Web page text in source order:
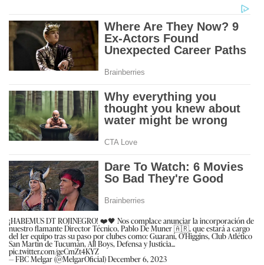
¡HABEMUS DT ROJINEGRO! ❤️🖤 Nos complace anunciar la incorporación de
nuestro flamante Director Técnico, Pablo De Muner 🇦🇷, que estará a cargo
del 1er equipo tras su paso por clubes como: Guaraní, O'Higgins, Club Atlético
San Martín de Tucumán, All Boys, Defensa y Justicia...
pic.twitter.com/geCmZt4KYZ
— FBC Melgar (@MelgarOficial)December 6, 2023